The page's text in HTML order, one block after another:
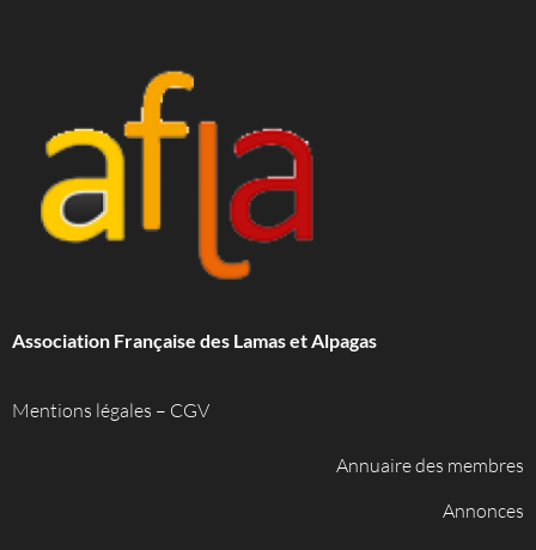
Association Française des Lamas et Alpagas
Mentions légales – CGV
Annuaire des membres
Annonces